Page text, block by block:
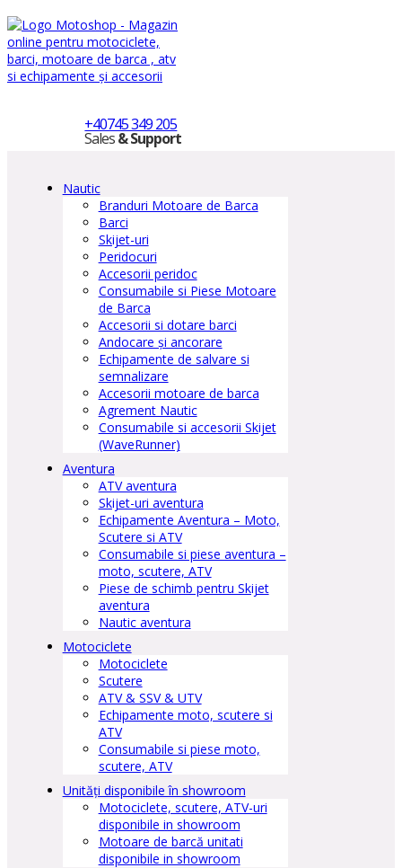
+40745 349 205
Sales& Support
Nautic
Branduri Motoare de Barca
Barci
Skijet-uri
Peridocuri
Accesorii peridoc
Consumabile si Piese Motoare
de Barca
Accesorii si dotare barci
Andocare și ancorare
Echipamente de salvare si
semnalizare
Accesorii motoare de barca
Agrement Nautic
Consumabile si accesorii Skijet
(WaveRunner)
Aventura
ATV aventura
Skijet-uri aventura
Echipamente Aventura – Moto,
Scutere si ATV
Consumabile si piese aventura –
moto, scutere, ATV
Piese de schimb pentru Skijet
aventura
Nautic aventura
Motociclete
Motociclete
Scutere
ATV & SSV & UTV
Echipamente moto, scutere si
ATV
Consumabile si piese moto,
scutere, ATV
Unități disponibile în showroom
Motociclete, scutere, ATV-uri
disponibile in showroom
Motoare de barcă unitati
disponibile in showroom